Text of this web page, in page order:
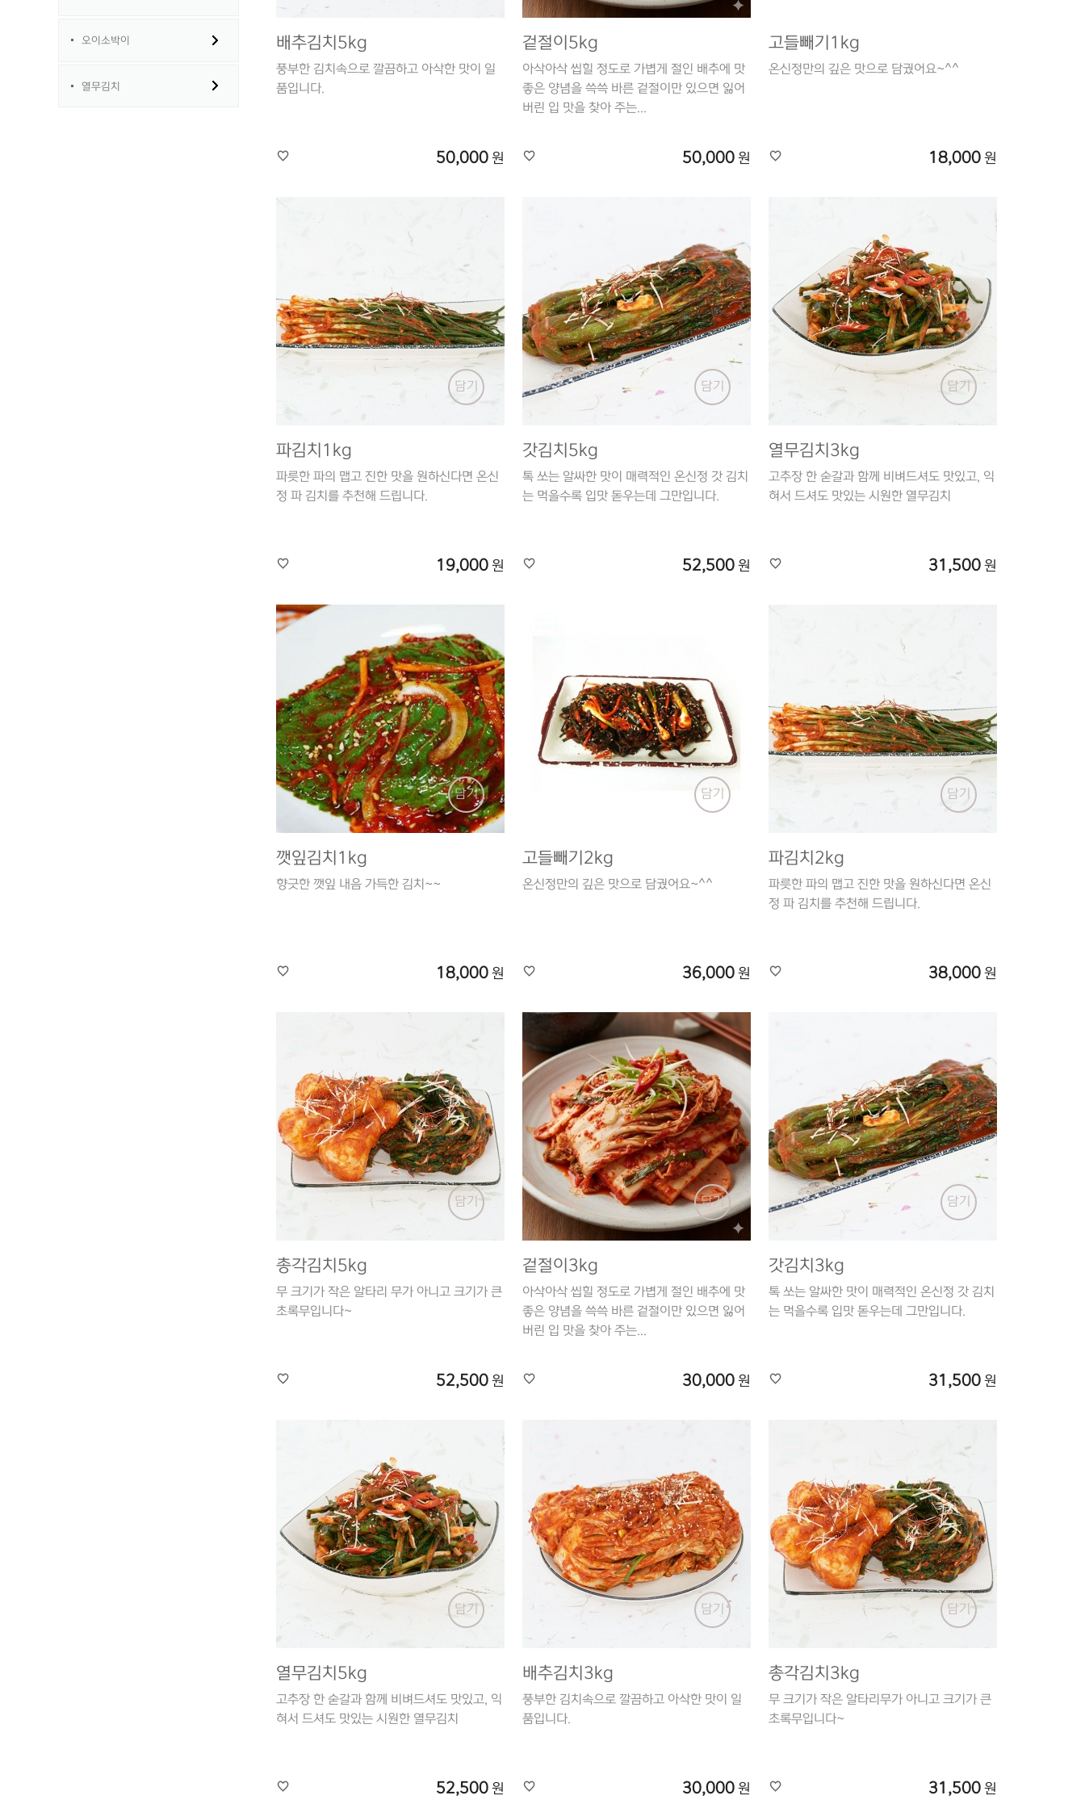
오이소박이
열무김치
배추김치5kg
풍부한 김치속으로 깔끔하고 아삭한 맛이 일
품입니다.
50,000 원
겉절이5kg
아삭아삭 씹힐 정도로 가볍게 절인 배추에 맛
좋은 양념을 쓱쓱 바른 겉절이만 있으면 잃어
버린 입 맛을 찾아 주는...
50,000 원
고들빼기1kg
온신정만의 깊은 맛으로 담궜어요~^^
18,000 원
담기
파김치1kg
파릇한 파의 맵고 진한 맛을 원하신다면 온신
정 파 김치를 추천해 드립니다.
19,000 원
담기
갓김치5kg
톡 쏘는 알싸한 맛이 매력적인 온신정 갓 김치
는 먹을수록 입맛 돋우는데 그만입니다.
52,500 원
담기
열무김치3kg
고추장 한 숟갈과 함께 비벼드셔도 맛있고, 익
혀서 드셔도 맛있는 시원한 열무김치
31,500 원
담기
깻잎김치1kg
향긋한 깻잎 내음 가득한 김치~~
18,000 원
담기
고들빼기2kg
온신정만의 깊은 맛으로 담궜어요~^^
36,000 원
담기
파김치2kg
파릇한 파의 맵고 진한 맛을 원하신다면 온신
정 파 김치를 추천해 드립니다.
38,000 원
담기
총각김치5kg
무 크기가 작은 알타리 무가 아니고 크기가 큰
초록무입니다~
52,500 원
담기
겉절이3kg
아삭아삭 씹힐 정도로 가볍게 절인 배추에 맛
좋은 양념을 쓱쓱 바른 겉절이만 있으면 잃어
버린 입 맛을 찾아 주는...
30,000 원
담기
갓김치3kg
톡 쏘는 알싸한 맛이 매력적인 온신정 갓 김치
는 먹을수록 입맛 돋우는데 그만입니다.
31,500 원
담기
열무김치5kg
고추장 한 숟갈과 함께 비벼드셔도 맛있고, 익
혀서 드셔도 맛있는 시원한 열무김치
52,500 원
담기
배추김치3kg
풍부한 김치속으로 깔끔하고 아삭한 맛이 일
품입니다.
30,000 원
담기
총각김치3kg
무 크기가 작은 알타리무가 아니고 크기가 큰
초록무입니다~
31,500 원